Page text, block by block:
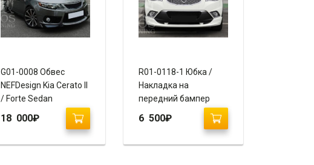
G01-0008 Обвес
NEFDesign Kia Cerato II
/ Forte Sedan
18 000₽
R01-0118-1 Юбка /
Накладка на
передний бампер
SsangYong Action New
6 500₽